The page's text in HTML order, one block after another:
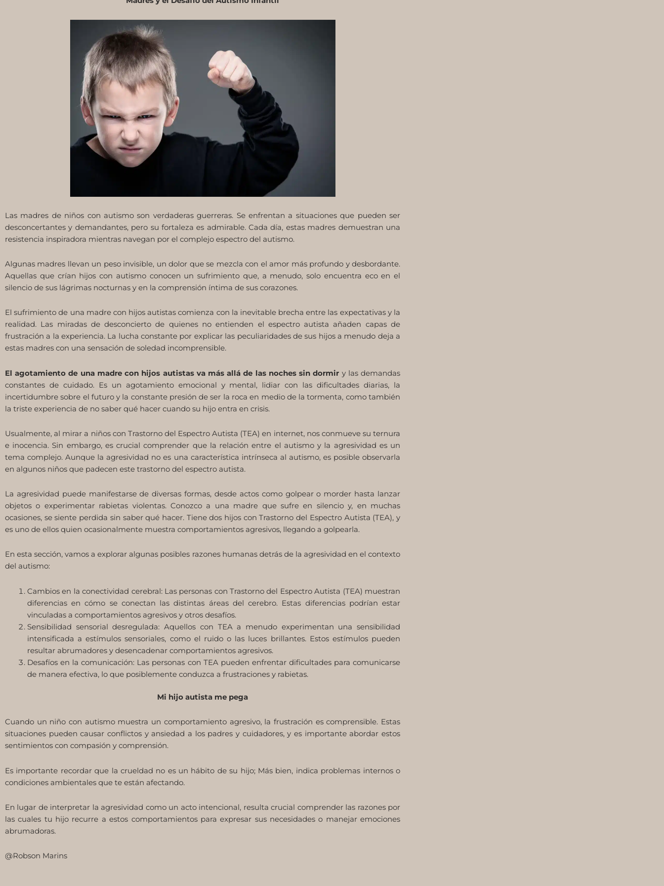
Las madres de niños con autismo son verdaderas guerreras. Se enfrentan a situaciones que pueden ser
desconcertantes y demandantes, pero su fortaleza es admirable. Cada día, estas madres demuestran una
resistencia inspiradora mientras navegan por el complejo espectro del autismo.
Algunas madres llevan un peso invisible, un dolor que se mezcla con el amor más profundo y desbordante.
Aquellas que crían hijos con autismo conocen un sufrimiento que, a menudo, solo encuentra eco en el
silencio de sus lágrimas nocturnas y en la comprensión íntima de sus corazones.
El sufrimiento de una madre con hijos autistas comienza con la inevitable brecha entre las expectativas y la
realidad. Las miradas de desconcierto de quienes no entienden el espectro autista añaden capas de
frustración a la experiencia. La lucha constante por explicar las peculiaridades de sus hijos a menudo deja a
estas madres con una sensación de soledad incomprensible.
El agotamiento de una madre con hijos autistas va más allá de las noches sin dormir y las demandas
constantes de cuidado. Es un agotamiento emocional y mental, lidiar con las dificultades diarias, la
incertidumbre sobre el futuro y la constante presión de ser la roca en medio de la tormenta, como también
la triste experiencia de no saber qué hacer cuando su hijo entra en crisis.
Usualmente, al mirar a niños con Trastorno del Espectro Autista (TEA) en internet, nos conmueve su ternura
e inocencia. Sin embargo, es crucial comprender que la relación entre el autismo y la agresividad es un
tema complejo. Aunque la agresividad no es una característica intrínseca al autismo, es posible observarla
en algunos niños que padecen este trastorno del espectro autista.
La agresividad puede manifestarse de diversas formas, desde actos como golpear o morder hasta lanzar
objetos o experimentar rabietas violentas. Conozco a una madre que sufre en silencio y, en muchas
ocasiones, se siente perdida sin saber qué hacer. Tiene dos hijos con Trastorno del Espectro Autista (TEA), y
es uno de ellos quien ocasionalmente muestra comportamientos agresivos, llegando a golpearla.
En esta sección, vamos a explorar algunas posibles razones humanas detrás de la agresividad en el contexto
del autismo:
Cambios en la conectividad cerebral: Las personas con Trastorno del Espectro Autista (TEA) muestran
diferencias en cómo se conectan las distintas áreas del cerebro. Estas diferencias podrían estar
vinculadas a comportamientos agresivos y otros desafíos.
Sensibilidad sensorial desregulada: Aquellos con TEA a menudo experimentan una sensibilidad
intensificada a estímulos sensoriales, como el ruido o las luces brillantes. Estos estímulos pueden
resultar abrumadores y desencadenar comportamientos agresivos.
Desafíos en la comunicación: Las personas con TEA pueden enfrentar dificultades para comunicarse
de manera efectiva, lo que posiblemente conduzca a frustraciones y rabietas.
Mi hijo autista me pega
Cuando un niño con autismo muestra un comportamiento agresivo, la frustración es comprensible. Estas
situaciones pueden causar conflictos y ansiedad a los padres y cuidadores, y es importante abordar estos
sentimientos con compasión y comprensión.
Es importante recordar que la crueldad no es un hábito de su hijo; Más bien, indica problemas internos o
condiciones ambientales que te están afectando.
En lugar de interpretar la agresividad como un acto intencional, resulta crucial comprender las razones por
las cuales tu hijo recurre a estos comportamientos para expresar sus necesidades o manejar emociones
abrumadoras.
@Robson Marins